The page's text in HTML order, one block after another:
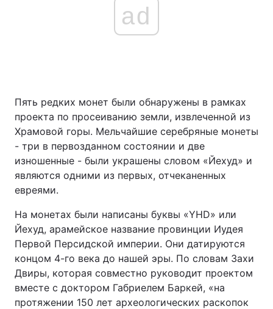
Головна Війна
Україна
Економіка Світ
Спорт Наука
Техно і зв'язок Лайт
Інциденти
ad
Пять редких монет были обнаружены в рамках
проекта по просеиванию земли, извлеченной из
Храмовой горы. Мельчайшие серебряные монеты
- три в первозданном состоянии и две
изношенные - были украшены словом «Йехуд» и
являются одними из первых, отчеканенных
евреями.
На монетах были написаны буквы «YHD» или
Йехуд, арамейское название провинции Иудея
Первой Персидской империи. Они датируются
концом 4-го века до нашей эры. По словам Захи
Двиры, которая совместно руководит проектом
вместе с доктором Габриелем Баркей, «на
протяжении 150 лет археологических раскопок